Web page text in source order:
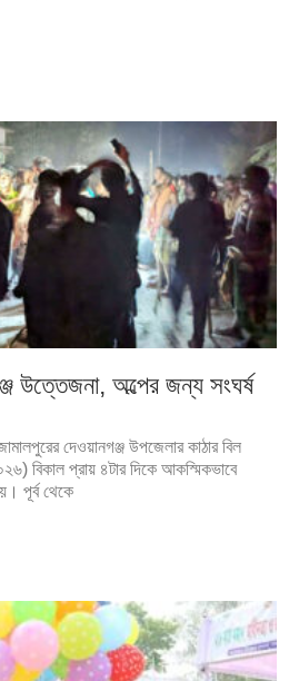
উত্তেজনা, অল্পের জন্য সংঘর্ষ
দেওয়ানগঞ্জ উপজেলার কাঠার বিল
বিকাল প্রায় ৪টার দিকে আকস্মিকভাবে
পূর্ব থেকে